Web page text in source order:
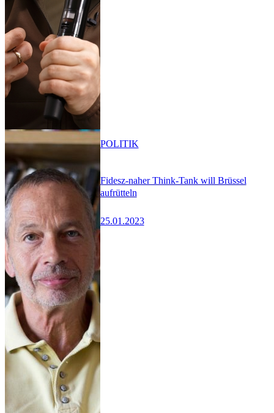
Fidesz-naher Think-Tank will Brüssel
aufrütteln
25.01.2023
POLITIK